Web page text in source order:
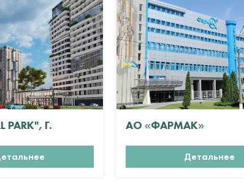
PARK", Г.
АО «ФАРМАК»
Детальнее